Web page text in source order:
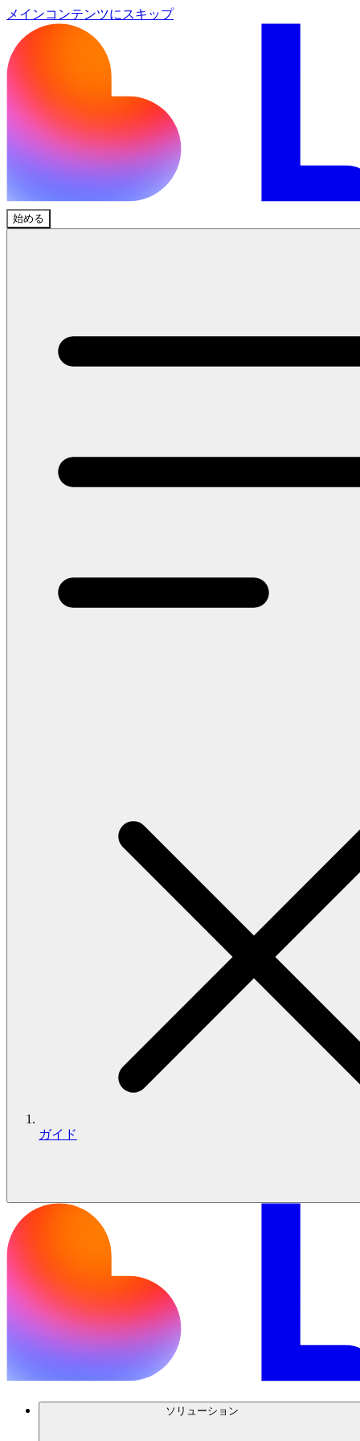
メインコンテンツにスキップ
始める
ソリューション
ガイド